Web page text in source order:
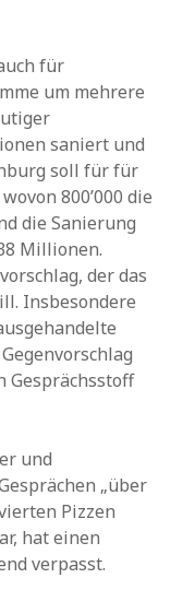
für
um mehrere
saniert und
soll für für
800’000 die
die Sanierung
Millionen.
der das
Insbesondere
Gesprächsstoff
und
„über
Pizzen
hat einen
verpasst.